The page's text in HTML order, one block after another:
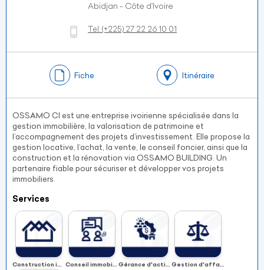
Abidjan - Côte d’Ivoire
Tel:(+225) 27 22 26 10 01
Fiche Itinéraire
OSSAMO CI est une entreprise ivoirienne spécialisée dans la
gestion immobilière, la valorisation de patrimoine et
l’accompagnement des projets d’investissement. Elle propose la
gestion locative, l’achat, la vente, le conseil foncier, ainsi que la
construction et la rénovation via OSSAMO BUILDING. Un
partenaire fiable pour sécuriser et développer vos projets
immobiliers.
Services
Construction immobilière Conseil immobilier et financement de projets industriel Gérance d'actifs immobilier et commercialisation Gestion d'affaire juridique